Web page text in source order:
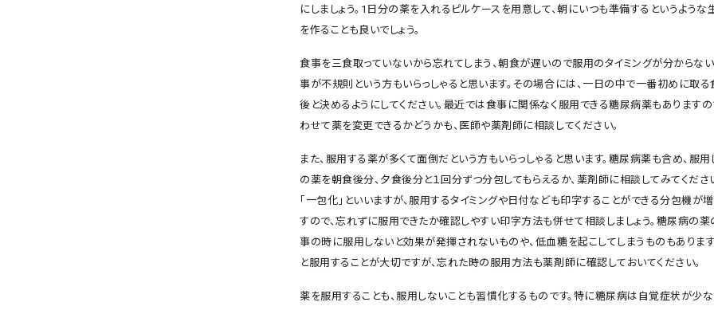
にしましょう。1日分の薬を入れるピルケースを用意して、朝にいつも準備するというような
を作ることも良いでしょう。
食事を三食取っていないから忘れてしまう、朝食が遅いので服用のタイミングが分からな
事が不規則という方もいらっしゃると思います。その場合には、一日の中で一番初めに取
後と決めるようにしてください。最近では食事に関係なく服用できる糖尿病薬もありますの
わせて薬を変更できるかどうかも、医師や薬剤師に相談してください。
また、服用する薬が多くて面倒だという方もいらっしゃると思います。糖尿病薬も含め、服用
の薬を朝食後分、夕食後分と１回分ずつ分包してもらえるか、薬剤師に相談してみてくださ
「一包化」といいますが、服用するタイミングや日付なども印字することができる分包機が
すので、忘れずに服用できたか確認しやすい印字方法も併せて相談しましょう。糖尿病の薬
事の時に服用しないと効果が発揮されないものや、低血糖を起こしてしまうものもあります
と服用することが大切ですが、忘れた時の服用方法も薬剤師に確認しておいてください。
薬を服用することも、服用しないことも習慣化するものです。特に糖尿病は自覚症状が少